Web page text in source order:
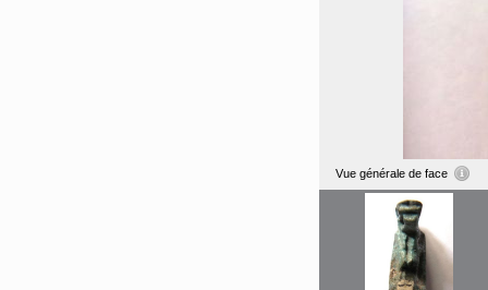
Vue générale de face